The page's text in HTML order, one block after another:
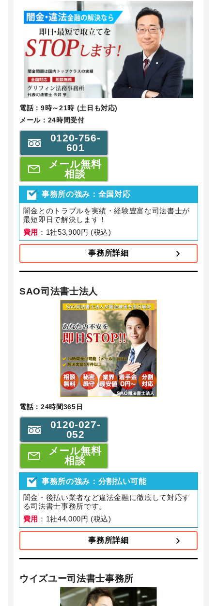
電話：9時～21時 (土日も対応)
メール：24時間受付
0120-756-
601
メール無料
相談
事務所の強み：全国対応
闇金とのトラブルを実績・経験豊富な司法書士が
最短即日で解決します！
費用 ：1社53,900円 (税込)
事務所詳細
SAO司法書士法人
電話：24時間365日
0120-027-
052
メール無料
相談
事務所の強み：分割払い可能
闇金・後払い業者など違法金融に徹底して対応す
る司法書士事務所です。
費用 ：1社44,000円 (税込)
事務所詳細
ウイズユー司法書士事務所